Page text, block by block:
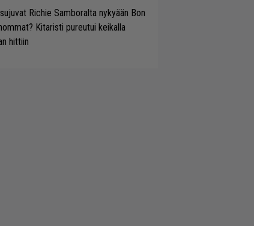
Richie Samboralta nykyään Bon
Kitaristi pureutui keikalla
hittiin